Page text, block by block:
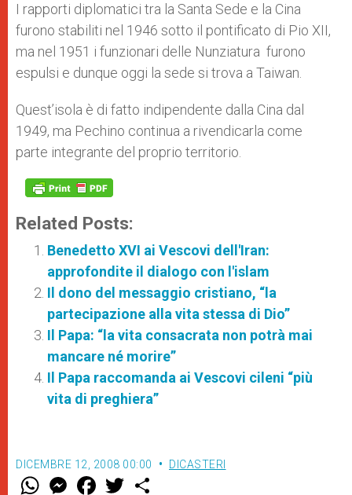
I rapporti diplomatici tra la Santa Sede e la Cina
furono stabiliti nel 1946 sotto il pontificato di Pio XII,
ma nel 1951 i funzionari delle Nunziatura furono
espulsi e dunque oggi la sede si trova a Taiwan.
Quest’isola è di fatto indipendente dalla Cina dal
1949, ma Pechino continua a rivendicarla come
parte integrante del proprio territorio.
Related Posts:
Benedetto XVI ai Vescovi dell'Iran:
approfondite il dialogo con l'islam
Il dono del messaggio cristiano, “la
partecipazione alla vita stessa di Dio”
Il Papa: “la vita consacrata non potrà mai
mancare né morire”
Il Papa raccomanda ai Vescovi cileni “più
vita di preghiera”
DICEMBRE 12, 2008 00:00 DICASTERI
W M
e
F
a w